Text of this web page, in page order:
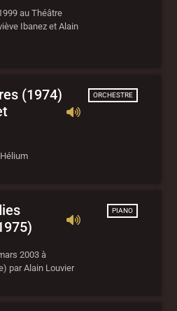
au Théâtre
Ibanez et Alain
(1974)
ORCHESTRE
2003 à
par Alain Louvier
PIANO